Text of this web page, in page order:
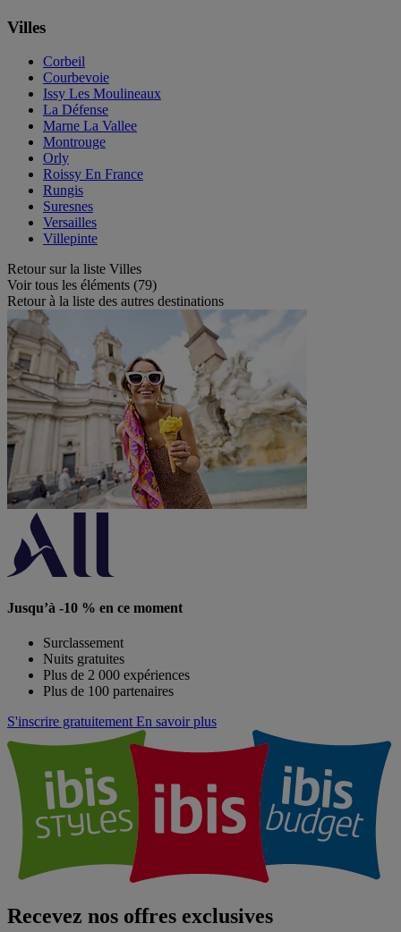
Villes
Corbeil
Courbevoie
Issy Les Moulineaux
La Défense
Marne La Vallee
Montrouge
Orly
Roissy En France
Rungis
Suresnes
Versailles
Villepinte
Retour sur la liste Villes
Voir tous les éléments (79)
Retour à la liste des autres destinations
Jusqu’à -10 % en ce moment
Surclassement
Nuits gratuites
Plus de 2 000 expériences
Plus de 100 partenaires
S'inscrire gratuitement En savoir plus
Recevez nos offres exclusives